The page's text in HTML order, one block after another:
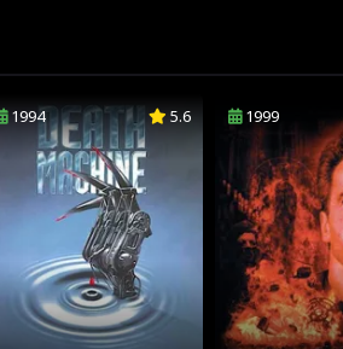
1994 5.6 1999